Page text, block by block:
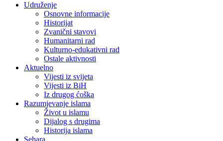
Udruženje
Osnovne informacije
Historijat
Zvanični stavovi
Humanitarni rad
Kulturno-edukativni rad
Ostale aktivnosti
Aktuelno
Vijesti iz svijeta
Vijesti iz BiH
Iz drugog ćoška
Razumjevanje islama
Život u islamu
Dijalog s drugima
Historija islama
Sehara